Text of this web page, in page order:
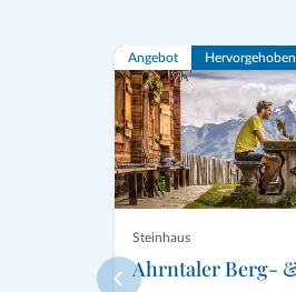
Angebot Hervorgehoben
Steinhaus